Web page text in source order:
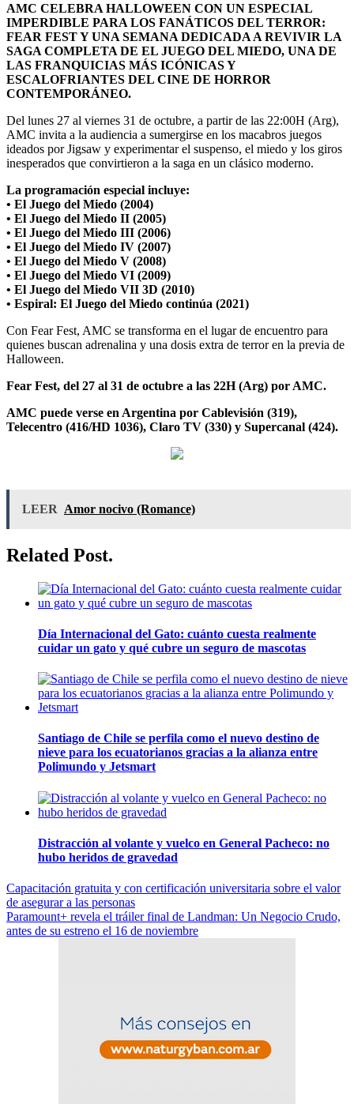
AMC CELEBRA HALLOWEEN CON UN ESPECIAL
IMPERDIBLE PARA LOS FANÁTICOS DEL TERROR:
FEAR FEST Y UNA SEMANA DEDICADA A REVIVIR LA
SAGA COMPLETA DE EL JUEGO DEL MIEDO, UNA DE
LAS FRANQUICIAS MÁS ICÓNICAS Y
ESCALOFRIANTES DEL CINE DE HORROR
CONTEMPORÁNEO.
Del lunes 27 al viernes 31 de octubre, a partir de las 22:00H (Arg),
AMC invita a la audiencia a sumergirse en los macabros juegos
ideados por Jigsaw y experimentar el suspenso, el miedo y los giros
inesperados que convirtieron a la saga en un clásico moderno.
La programación especial incluye:
• El Juego del Miedo (2004)
• El Juego del Miedo II (2005)
• El Juego del Miedo III (2006)
• El Juego del Miedo IV (2007)
• El Juego del Miedo V (2008)
• El Juego del Miedo VI (2009)
• El Juego del Miedo VII 3D (2010)
• Espiral: El Juego del Miedo continúa (2021)
Con Fear Fest, AMC se transforma en el lugar de encuentro para
quienes buscan adrenalina y una dosis extra de terror en la previa de
Halloween.
Fear Fest, del 27 al 31 de octubre a las 22H (Arg) por AMC.
AMC puede verse en Argentina por Cablevisión (319),
Telecentro (416/HD 1036), Claro TV (330) y Supercanal (424).
LEER Amor nocivo (Romance)
Related Post.
Día Internacional del Gato: cuánto cuesta realmente
cuidar un gato y qué cubre un seguro de mascotas
Santiago de Chile se perfila como el nuevo destino de
nieve para los ecuatorianos gracias a la alianza entre
Polimundo y Jetsmart
Distracción al volante y vuelco en General Pacheco: no
hubo heridos de gravedad
Navegación
de
entradas
Capacitación gratuita y con certificación universitaria sobre el valor
de asegurar a las personas
Paramount+ revela el tráiler final de Landman: Un Negocio Crudo,
antes de su estreno el 16 de noviembre